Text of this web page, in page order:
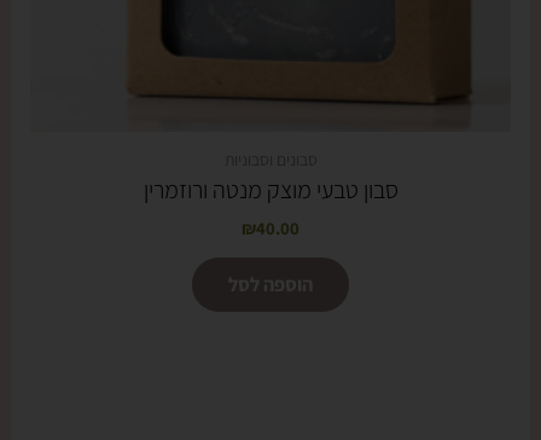
סבון טבעי מוצק מנטה ורוזמרין
₪40.00